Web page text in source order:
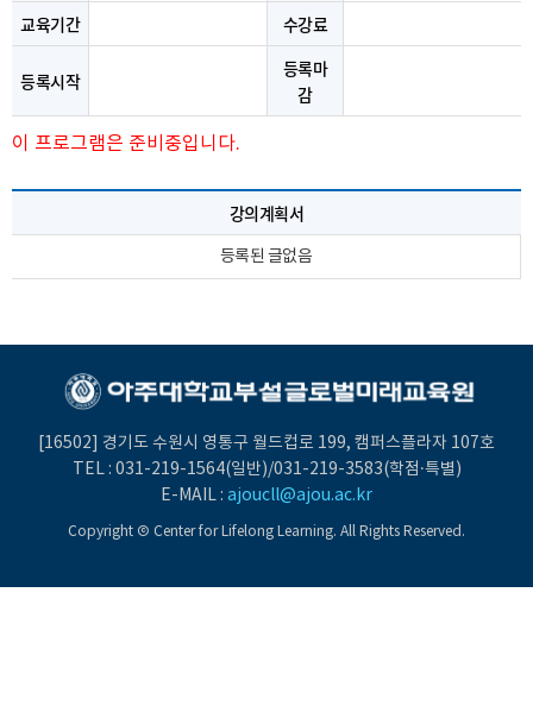
교육기간
수강료
등록시작
등록마
감
이 프로그램은 준비중입니다.
강의계획서
등록된 글없음
[16502] 경기도 수원시 영통구 월드컵로 199, 캠퍼스플라자 107호
TEL : 031-219-1564(일반)/031-219-3583(학점·특별)
E-MAIL : ajoucll@ajou.ac.kr
Copyright Ⓒ Center for Lifelong Learning. All Rights Reserved.